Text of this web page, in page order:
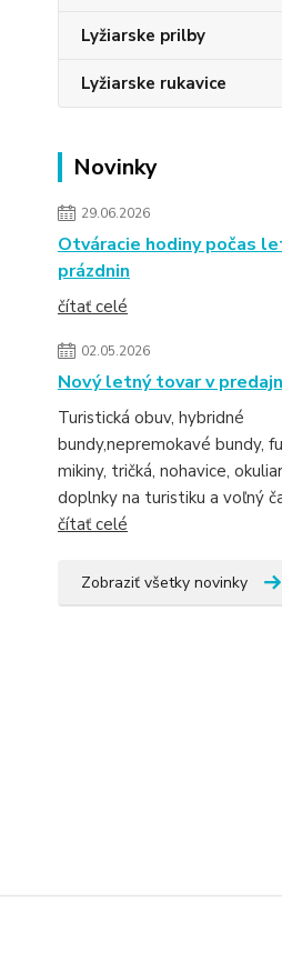
Lyžiarske prilby
Lyžiarske rukavice
Novinky
29.06.2026
Otváracie hodiny počas
prázdnin
čítať celé
02.05.2026
Nový letný tovar v
Turistická obuv, hybridné
bundy,nepremokavé bundy,
mikiny, tričká, nohavice,
doplnky na turistiku a voľný
čítať celé
Zobraziť všetky novinky